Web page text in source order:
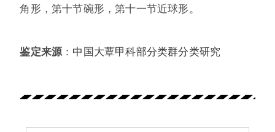
角形，第十节碗形，第十一节近球形。
鉴定来源： 中国大蕈甲科部分类群分类研究